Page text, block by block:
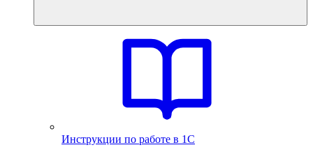
Инструкции по работе в 1С